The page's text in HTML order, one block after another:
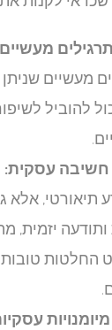
מעשיים:
מעשיים שניתן
להוביל
עסקית:
תיאורטי, אלא
יזמית, מה
החלטות טובות
עסקיות: